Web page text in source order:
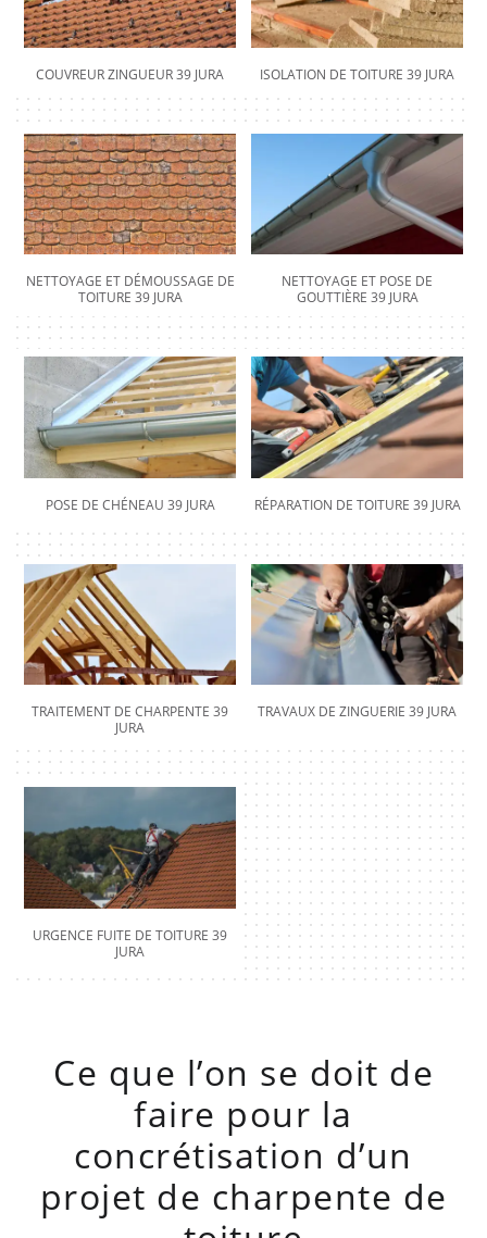
COUVREUR ZINGUEUR 39 JURA ISOLATION DE TOITURE 39 JURA
NETTOYAGE ET DÉMOUSSAGE DE
TOITURE 39 JURA
NETTOYAGE ET POSE DE
GOUTTIÈRE 39 JURA
POSE DE CHÉNEAU 39 JURA RÉPARATION DE TOITURE 39 JURA
TRAITEMENT DE CHARPENTE 39
JURA
TRAVAUX DE ZINGUERIE 39 JURA
URGENCE FUITE DE TOITURE 39
JURA
Ce que l’on se doit de
faire pour la
concrétisation d’un
projet de charpente de